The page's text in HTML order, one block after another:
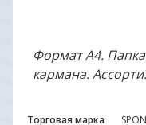
Формат А4.
кармана.
Торговая марка